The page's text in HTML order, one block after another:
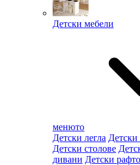
Детски мебели
менюто
Детски легла Детски
Детски столове
дивани Детски